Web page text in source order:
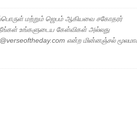
மற்றும் ஜெபம் ஆகியவை சகோதரர்
நீங்கள் உங்களுடைய கேள்விகள் அல்லது
என்ற மின்னஞ்சல்